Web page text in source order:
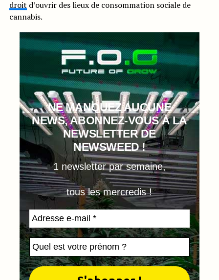
droit d’ouvrir des lieux de consommation sociale de
cannabis.
NE MANQUEZ AUCUNE
NEWS, ABONNEZ-VOUS À LA
NEWSLETTER DE
NEWSWEED !
1 newsletter par semaine,
tous les mercredis !